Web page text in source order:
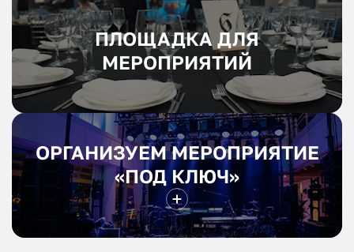
ПЛОЩАДКА ДЛЯ
МЕРОПРИЯТИЙ
ОРГАНИЗУЕМ МЕРОПРИЯТИЕ
«ПОД КЛЮЧ»